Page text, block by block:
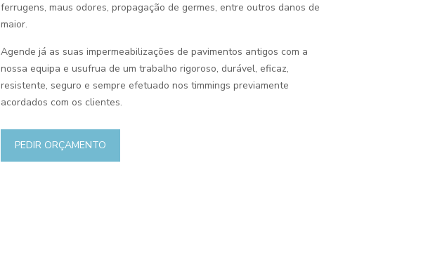
ferrugens, maus odores, propagação de germes, entre outros danos de
maior.
Agende já as suas impermeabilizações de pavimentos antigos com a
nossa equipa e usufrua de um trabalho rigoroso, durável, eficaz,
resistente, seguro e sempre efetuado nos timmings previamente
acordados com os clientes.
PEDIR ORÇAMENTO